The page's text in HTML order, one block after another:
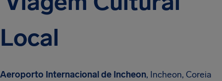
Local
Aeroporto Internacional de Incheon, Incheon, Coreia